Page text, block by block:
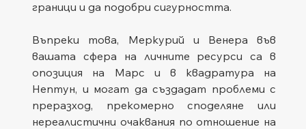
граници и да подобри сигурността.
Въпреки това, Меркурий и Венера във
вашата сфера на личните ресурси са в
опозиция на Марс и в квадратура на
Нептун, и могат да създадат проблеми с
преразход, прекомерно споделяне или
нереалистични очаквания по отношение на